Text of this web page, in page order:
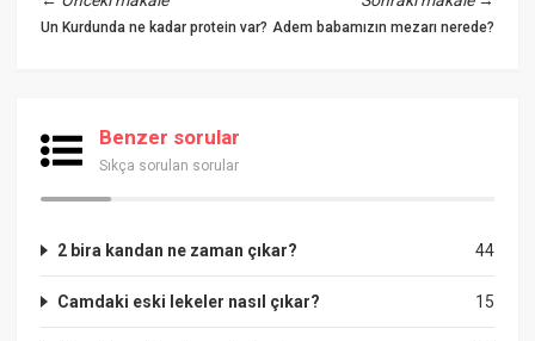
Un Kurdunda ne kadar protein var? Adem babamızın mezarı nerede?
Benzer sorular
Sıkça sorulan sorular
44
2 bira kandan ne zaman çıkar?
15
Camdaki eski lekeler nasıl çıkar?